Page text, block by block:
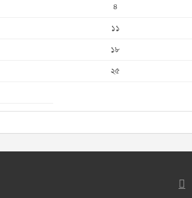
৪
১১
১৮
২৫